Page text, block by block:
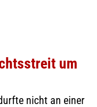
um
nicht an einer